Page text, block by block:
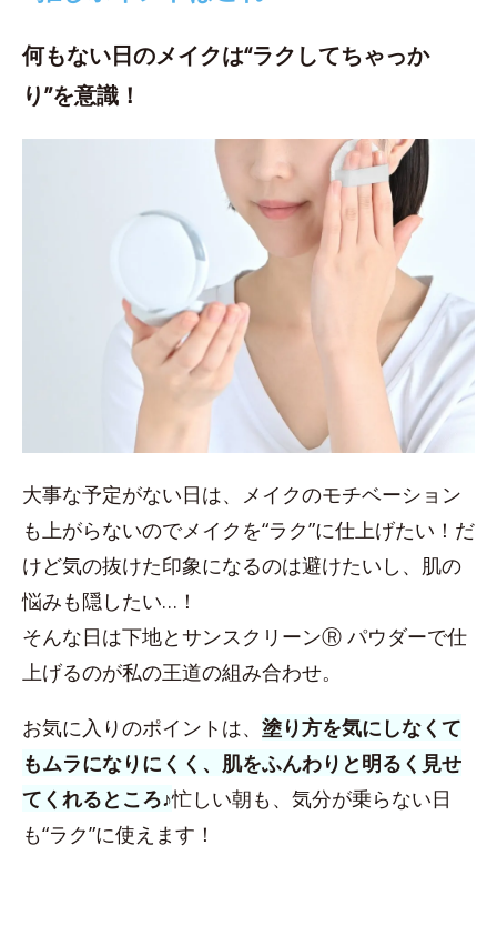
何もない日のメイクは“ラクしてちゃっか
り”を意識！
大事な予定がない日は、メイクのモチベーション
も上がらないのでメイクを“ラク”に仕上げたい！だ
けど気の抜けた印象になるのは避けたいし、肌の
悩みも隠したい…！
そんな日は下地とサンスクリーンⓇ パウダーで仕
上げるのが私の王道の組み合わせ。
お気に入りのポイントは、 塗り方を気にしなくて
もムラになりにくく、肌をふんわりと明るく見せ
てくれるところ♪忙しい朝も、気分が乗らない日
も“ラク”に使えます！